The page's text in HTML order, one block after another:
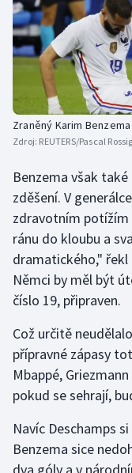
Zraněný Karim Benzema
Zdroj: REUTERS/Pascal
Benzema však
zděšení. V
zdravotním
ránu do kloubu a
dramatického," řekl
Němci by měl být
číslo 19, připraven.
Což určitě
přípravné zápasy
Mbappé,
pokud se sehrají,
Navíc Deschamps
Benzema sice